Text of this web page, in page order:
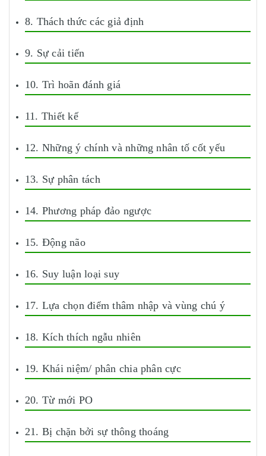
8. Thách thức các giả định
9. Sự cải tiến
10. Trì hoãn đánh giá
11. Thiết kế
12. Những ý chính và những nhân tố cốt yếu
13. Sự phân tách
14. Phương pháp đảo ngược
15. Động não
16. Suy luận loại suy
17. Lựa chọn điểm thâm nhập và vùng chú ý
18. Kích thích ngẫu nhiên
19. Khái niệm/ phân chia phân cực
20. Từ mới PO
21. Bị chặn bởi sự thông thoáng